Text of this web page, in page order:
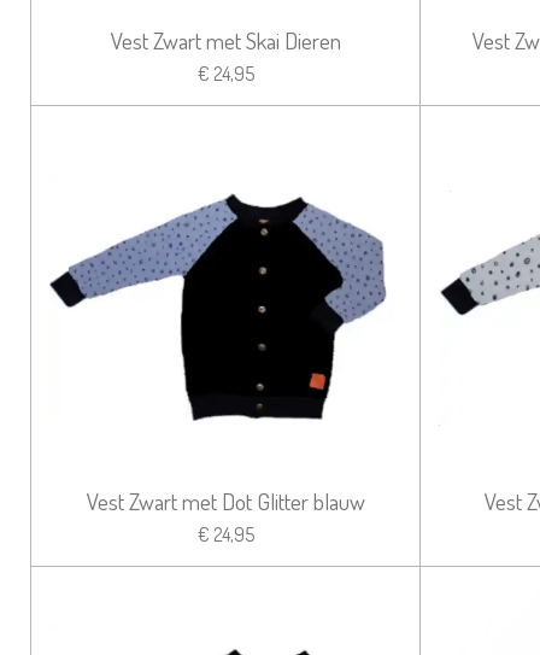
Vest Zwart met Skai Dieren
€ 24,95
Vest
Vest Zwart met Dot Glitter blauw
€ 24,95
Vest